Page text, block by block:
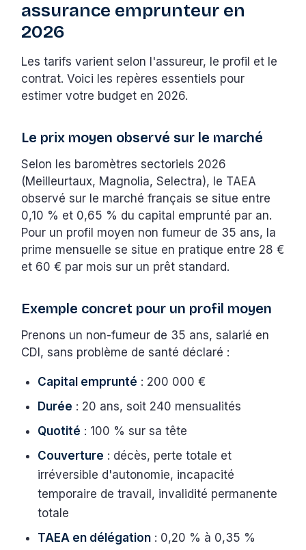
assurance emprunteur en
2026
Les tarifs varient selon l'assureur, le profil et le
contrat. Voici les repères essentiels pour
estimer votre budget en 2026.
Le prix moyen observé sur le marché
Selon les baromètres sectoriels 2026
(Meilleurtaux, Magnolia, Selectra), le TAEA
observé sur le marché français se situe entre
0,10 % et 0,65 % du capital emprunté par an.
Pour un profil moyen non fumeur de 35 ans, la
prime mensuelle se situe en pratique entre 28 €
et 60 € par mois sur un prêt standard.
Exemple concret pour un profil moyen
Prenons un non-fumeur de 35 ans, salarié en
CDI, sans problème de santé déclaré :
Capital emprunté : 200 000 €
Durée : 20 ans, soit 240 mensualités
Quotité : 100 % sur sa tête
Couverture : décès, perte totale et
irréversible d'autonomie, incapacité
temporaire de travail, invalidité permanente
totale
TAEA en délégation : 0,20 % à 0,35 %